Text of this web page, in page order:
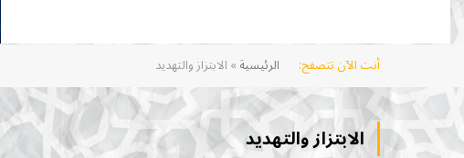
أنت الآن تتصفح: الرئيسية»الابتزاز والتهديد
الابتزاز والتهديد